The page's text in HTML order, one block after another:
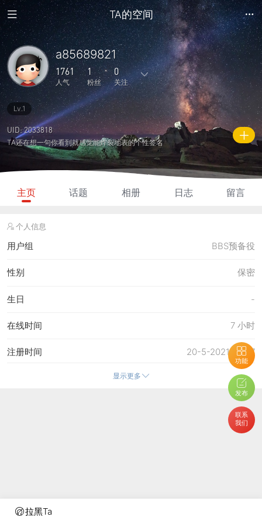
拉黑Ta
TA的空间
功能
发布
联系
我们
a85689821
1761
人气
1
粉丝
0
关注
2
主题
9
回复
0
日志
0
相册
0
好友
1 0
关注
0
说说
1761
人气 积分
Lv.1
UID: 2033818
TA还在想一句你看到就感觉能炸裂地表的个性签名
主页 话题 相册 日志 留言
个人信息
用户组 BBS预备役
保密
性别
-
生日
7 小时
在线时间
20-5-2021 20:07
注册时间
2-5-2026 14:34
2-5-2026 14:34
29-4-2026 10:15
显示更多